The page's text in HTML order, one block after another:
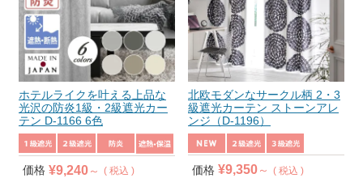
ホテルライクを叶える上品な
光沢の防炎1級・2級遮光カー
テン D-1166 6色
価格 ¥9,240 税込
北欧モダンなサークル柄 2・3
級遮光カーテン ストーンアレ
ンジ（D-1196）
価格 ¥9,350 税込